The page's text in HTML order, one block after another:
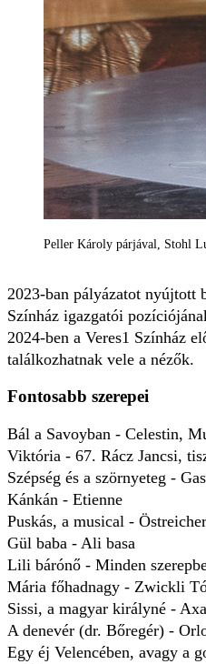
Peller Károly párjával, Stohl
2023-ban pályázatot nyújtott
Színház igazgatói
2024-ben a Veres1 Színház
találkozhatnak vele a nézők.
Fontosabb szerepei
Bál a Savoyban - Celestin,
Viktória - 67. Rácz Jancsi,
Szépség és a szörnyeteg -
Kánkán - Etienne
Puskás, a musical -
Gül baba - Ali basa
Lili bárónő - Minden
Mária főhadnagy - Zwickli
Sissi, a magyar királyné -
A denevér (dr. Bőregér) -
Egy éj Velencében, avagy a